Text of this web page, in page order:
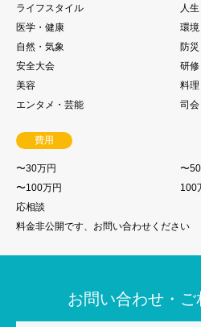
ライフスタイル
人生
医学・健康
環
自然・気象
防
安全大会
研
美容
料理
エンタメ・芸能
司
費用
〜30万円
〜
〜100万円
100
応相談
料金非公開です、お問い合わせください
お問い合わせ・ご